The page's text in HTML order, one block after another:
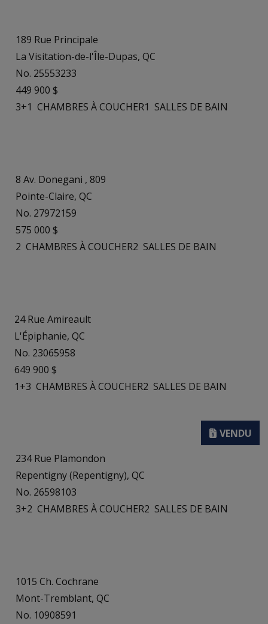
189 Rue Principale
La Visitation-de-l'Île-Dupas, QC
No. 25553233
449 900 $
3+1 CHAMBRES À COUCHER1 SALLES DE BAIN
8 Av. Donegani , 809
Pointe-Claire, QC
No. 27972159
575 000 $
2 CHAMBRES À COUCHER2 SALLES DE BAIN
24 Rue Amireault
L'Épiphanie, QC
No. 23065958
649 900 $
1+3 CHAMBRES À COUCHER2 SALLES DE BAIN
234 Rue Plamondon
Repentigny (Repentigny), QC
No. 26598103
3+2 CHAMBRES À COUCHER2 SALLES DE BAIN
1015 Ch. Cochrane
Mont-Tremblant, QC
No. 10908591